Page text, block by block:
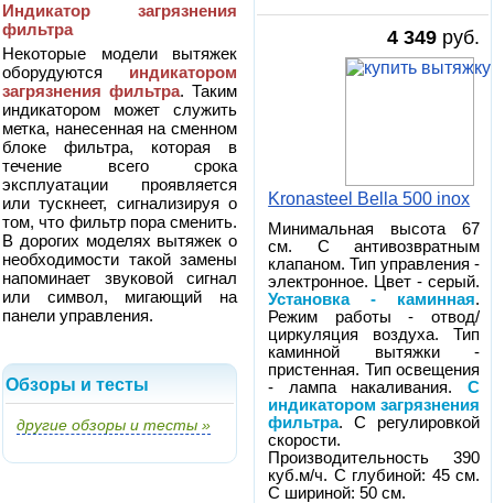
Индикатор загрязнения
фильтра
Некоторые модели вытяжек
оборудуются индикатором
загрязнения фильтра. Таким
индикатором может служить
метка, нанесенная на сменном
блоке фильтра, которая в
течение всего срока
эксплуатации проявляется
или тускнеет, сигнализируя о
том, что фильтр пора сменить.
В дорогих моделях вытяжек о
необходимости такой замены
напоминает звуковой сигнал
или символ, мигающий на
панели управления.
Обзоры и тесты
другие обзоры и тесты »
4 349 руб.
Kronasteel Bella 500 inox
Минимальная высота 67
см. С антивозвратным
клапаном. Тип управления -
электронное. Цвет - серый.
Установка - каминная.
Режим работы - отвод/
циркуляция воздуха. Тип
каминной вытяжки -
пристенная. Тип освещения
- лампа накаливания.С
индикатором загрязнения
фильтра. С регулировкой
скорости.
Производительность 390
куб.м/ч. С глубиной: 45 см.
С шириной: 50 см.